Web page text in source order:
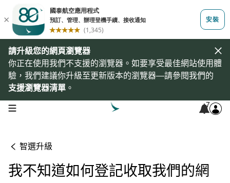
請升級您的網頁瀏覽器
你正在使用我們不支援的瀏覽器。如要享受最佳網站使用體
驗，我們建議你升級至更新版本的瀏覽器—請參閱我們的
支援瀏覽器清單 。
open navigation menu 7
智選升級
我不知道如何登記收取我們的網